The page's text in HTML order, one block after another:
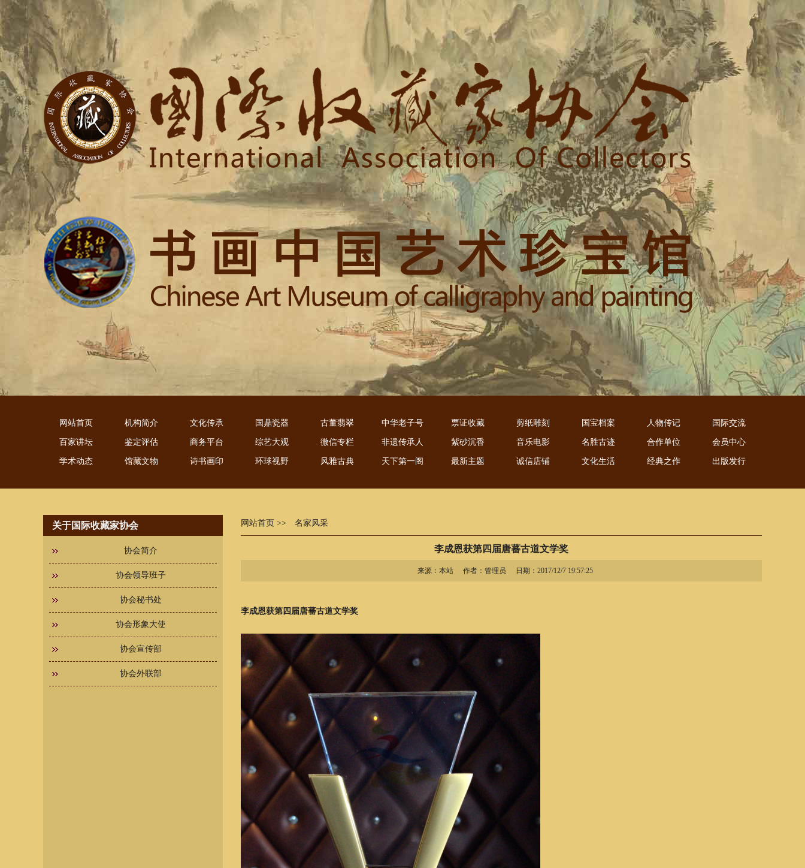
网站首页 机构简介 文化传承 国鼎瓷器 古董翡翠 中华老子号 票证收藏 剪纸雕刻 国宝档案 人物传记 国际交流
百家讲坛 鉴定评估 商务平台 综艺大观 微信专栏 非遗传承人 紫砂沉香 音乐电影 名胜古迹 合作单位 会员中心
学术动态 馆藏文物 诗书画印 环球视野 风雅古典 天下第一阁 最新主题 诚信店铺 文化生活 经典之作 出版发行
关于国际收藏家协会
协会简介
协会领导班子
协会秘书处
协会形象大使
协会宣传部
协会外联部
网站首页 >> 名家风采
李成恩获第四届唐蕃古道文学奖
来源：本站 作者：管理员 日期：2017/12/7 19:57:25
李成恩获第四届唐蕃古道文学奖